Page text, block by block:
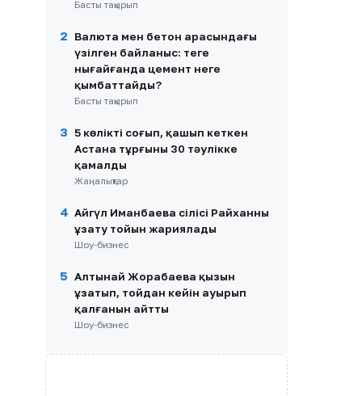
Басты тақырып
2
Валюта мен бетон арасындағы
үзілген байланыс: теңге
нығайғанда цемент неге
қымбаттайды?
Басты тақырып
3
5 көлікті соғып, қашып кеткен
Астана тұрғыны 30 тәулікке
қамалды
Жаңалықтар
4 Айгүл Иманбаева сіңлісі Райханның
ұзату тойын жариялады
Шоу-бизнес
5 Алтынай Жорабаева қызын
ұзатып, тойдан кейін ауырып
қалғанын айтты
Шоу-бизнес